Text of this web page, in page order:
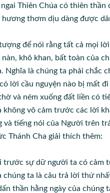
Thiên Chúa có thiên thần
thơm dịu dàng được
để nói rằng tất cả mọi
nàn, khô khan, bất toàn của
Nghĩa là chúng ta phải chắc
lời cầu nguyện nào bị mất
và ném xuống đất liền có
không vô cảm trước các lời
và tiếng nói của Người trên
Thánh Cha giải thích thêm:
trước sự dữ người ta có cảm
chúng ta là câu trả lời thứ
thần hằng ngày của